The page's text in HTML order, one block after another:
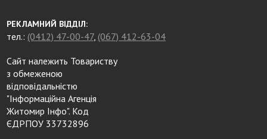
РЕКЛАМНИЙ ВІДДІЛ:
тел.: (0412) 47-00-47, (067) 412-63-04
Сайт належить Товариству
з обмеженою
відповідальністю
"Інформаційна Агенція
Житомир Інфо". Код
ЄДРПОУ 33732896